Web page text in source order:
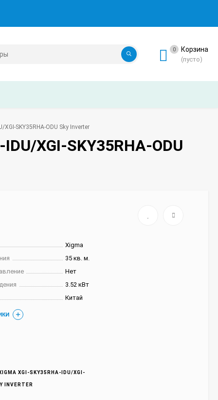
0 Корзина
(пусто)
XGI-SKY35RHA-ODU Sky Inverter
XGI-SKY35RHA-ODU
Xigma
35 кв. м.
Нет
3.52 кВт
Китай
XGI-SKY35RHA-IDU/XGI-
INVERTER